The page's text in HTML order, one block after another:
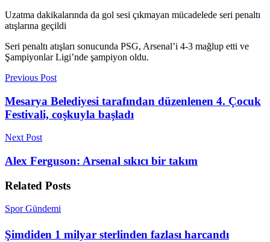
Uzatma dakikalarında da gol sesi çıkmayan mücadelede seri penaltı
atışlarına geçildi
Seri penaltı atışları sonucunda PSG, Arsenal’i 4-3 mağlup etti ve
Şampiyonlar Ligi’nde şampiyon oldu.
Previous Post
Mesarya Belediyesi tarafından düzenlenen 4. Çocuk
Festivali, coşkuyla başladı
Next Post
Alex Ferguson: Arsenal sıkıcı bir takım
Related Posts
Spor Gündemi
Şimdiden 1 milyar sterlinden fazlası harcandı